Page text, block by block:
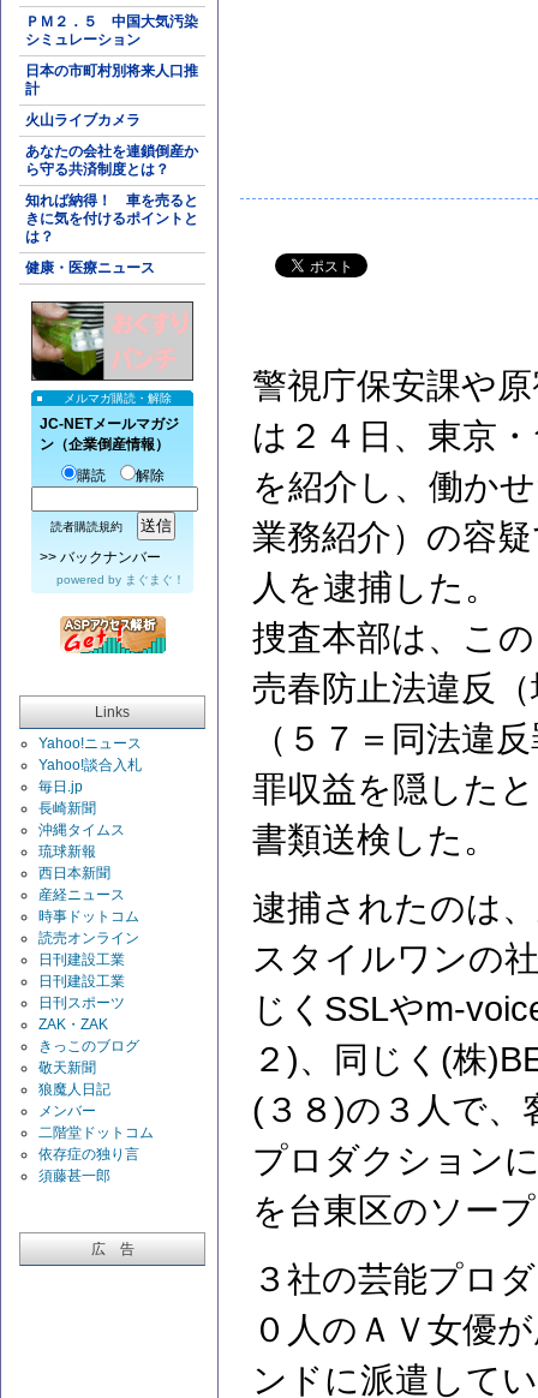
ＰＭ２．５ 中国大気汚染
シミュレーション
日本の市町村別将来人口推
計
火山ライブカメラ
あなたの会社を連鎖倒産か
ら守る共済制度とは？
知れば納得！ 車を売ると
きに気を付けるポイントと
は？
健康・医療ニュース
メルマガ購読・解除
JC-NETメールマガジ
ン（企業倒産情報）
購読
解除
読者購読規約
>> バックナンバー
powered by まぐまぐ！
Links
Yahoo!ニュース
Yahoo!談合入札
毎日.jp
長崎新聞
沖縄タイムス
琉球新報
西日本新聞
産経ニュース
時事ドットコム
読売オンライン
日刊建設工業
日刊建設工業
日刊スポーツ
ZAK・ZAK
きっこのブログ
敬天新聞
狼魔人日記
メンバー
二階堂ドットコム
依存症の独り言
須藤甚一郎
広 告
警視庁保安課や
は２４日、東京
を紹介し、働か
業務紹介）の容
人を逮捕した。
捜査本部は、こ
売春防止法違反
（５７＝同法違
罪収益を隠した
書類送検した。
逮捕されたのは
スタイルワンの
じくSSLやm-
２)、同じく(株
(３８)の３人で
プロダクション
を台東区のソー
３社の芸能プロ
０人のＡＶ女優
ンドに派遣して